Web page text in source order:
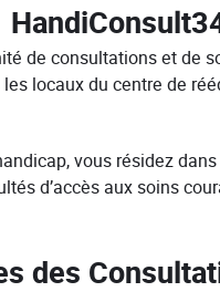
de consultations et de
locaux du centre de
vous résidez
d’accès aux soins
des